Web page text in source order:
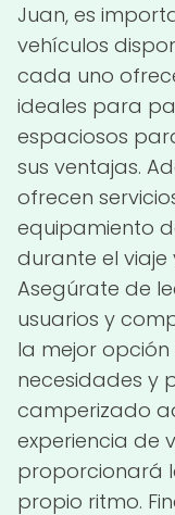
Juan, es
vehículos
cada uno
ideales para
espaciosos
sus ventajas.
ofrecen
equipamiento
durante el
Asegúrate de
usuarios y
la mejor
necesidades y
camperizado
experiencia de
proporcionará
propio ritmo.